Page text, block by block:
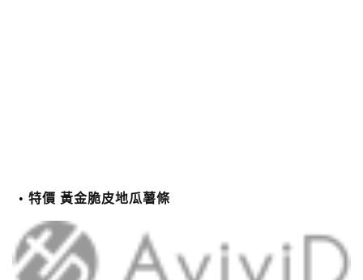
特價 黃金脆皮地瓜薯條